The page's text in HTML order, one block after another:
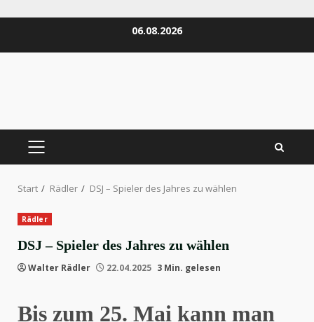
06.08.2026
PRIMÄRES
Start Rädler DSJ – Spieler des Jahres zu wählen
Rädler
DSJ – Spieler des Jahres zu wählen
Walter Rädler 22.04.2025 3 Min. gelesen
Bis zum 25. Mai kann man